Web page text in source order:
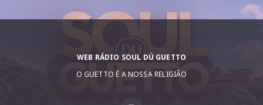
WEB RÁDIO SOUL DÚ GUETTO
O GUETTO É A NOSSA RELIGIÃO